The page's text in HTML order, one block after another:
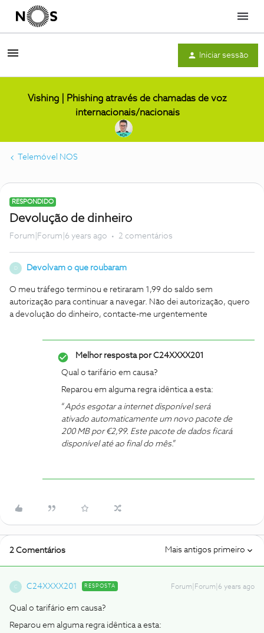
Menu
Iniciar sessão
Vishing | Phishing através de chamadas de voz
internacionais/nacionais
Telemóvel NOS
RESPONDIDO
Devolução de dinheiro
Forum|Forum|6 years ago 2 comentários
D Devolvam o que roubaram
O meu tráfego terminou e retiraram 1,99 do saldo sem
autorização para continuar a navegar. Não dei autorização, quero
a devolução do dinheiro, contacte-me urgentemente
Melhor resposta porC24XXXX201
Qual o tarifário em causa?
Reparou em alguma regra idêntica a esta:
“Após esgotar a internet disponível será
ativado automaticamente um novo pacote de
200 MB por €2,99. Este pacote de dados ficará
disponível até ao final do mês.”
2 Comentários Mais antigos primeiro
C C24XXXX201 RESPOSTA Forum|Forum|6 years ago
Qual o tarifário em causa?
Reparou em alguma regra idêntica a esta: